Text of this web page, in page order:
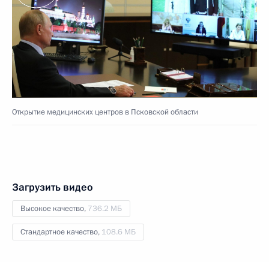
Открытие медицинских центров в Псковской области
Загрузить видео
Высокое качество, 736.2 МБ
Стандартное качество, 108.6 МБ